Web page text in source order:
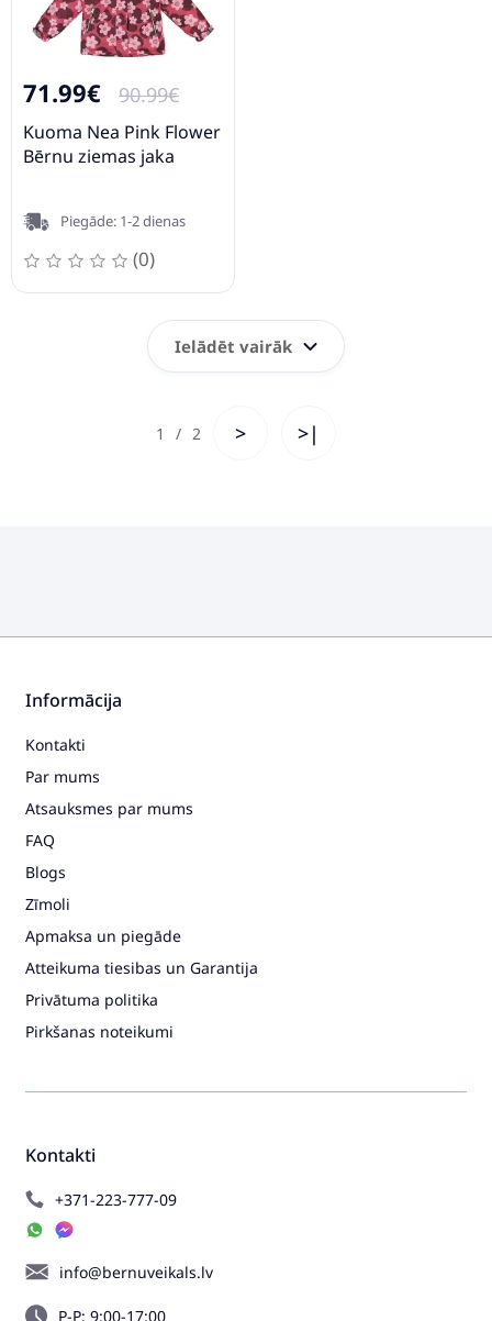
71.99€ 90.99€
Kuoma Nea Pink Flower
Bērnu ziemas jaka
Piegāde: 1-2 dienas
(0)
Ielādēt vairāk
1 / 2 > >|
Kontakti
+371-223-777-09
info@bernuveikals.lv
P-P: 9:00-17:00
Informācija
Kontakti
Par mums
Atsauksmes par mums
FAQ
Blogs
Zīmoli
Apmaksa un piegāde
Atteikuma tiesibas un Garantija
Privātuma politika
Pirkšanas noteikumi